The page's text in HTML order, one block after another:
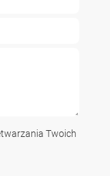
Twoich